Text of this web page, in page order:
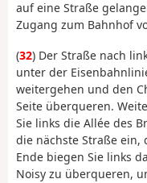
auf eine Straße
Zugang zum Bahnhof
(32) Der Straße nach
unter der
weitergehen und den
Seite überqueren.
Sie links die Allée des
die nächste Straße ein,
Ende biegen Sie links
Noisy zu überqueren,